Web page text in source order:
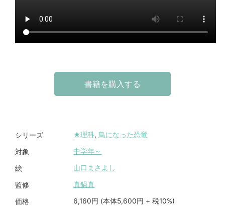
書籍を購入する
シリーズ ★理科, 鳥になった恐竜
対象 中学年～
絵 山口まさよし
監修 真鍋真
価格 6,160円 (本体5,600円 + 税10%)